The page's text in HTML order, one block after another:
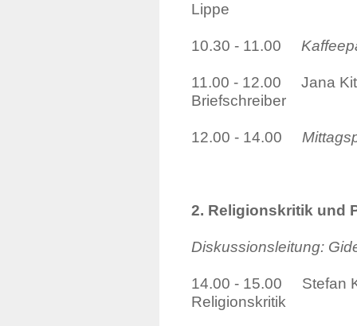
Lippe
10.30 - 11.00
11.00 - 12.00 Jana
Briefschreiber
12.00 - 14.00
2. Religionskritik und
Diskussionsleitung:
14.00 - 15.00 Stefan
Religionskritik